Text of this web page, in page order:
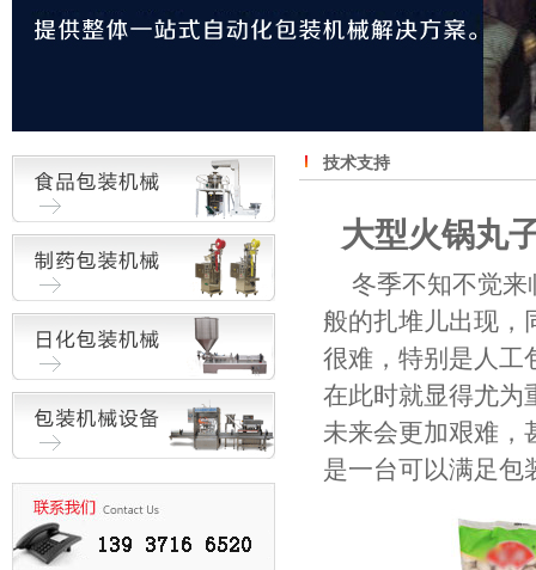
技术支持
大型火锅丸
冬季不知不觉
般的扎堆儿出现，
很难，特别是人工
在此时就显得尤为
未来会更加艰难，
是一台可以满足包